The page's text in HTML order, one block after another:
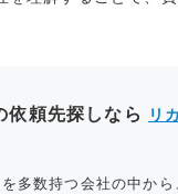
依頼先探しなら リ
多数持つ会社の中から